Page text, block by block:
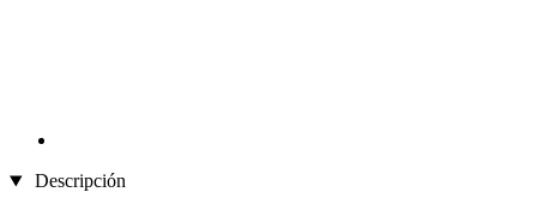
Descripción